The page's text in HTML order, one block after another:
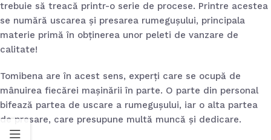
trebuie să treacă printr-o serie de procese. Printre acestea
se numără uscarea și presarea rumegușului, principala
materie primă în obținerea unor peleti de vanzare de
calitate!
Tomibena are în acest sens, experți care se ocupă de
mânuirea fiecărei mașinării în parte. O parte din personal
bifează partea de uscare a rumegușului, iar o alta partea
de presare, care presupune multă muncă și dedicare.
a
27, 2026